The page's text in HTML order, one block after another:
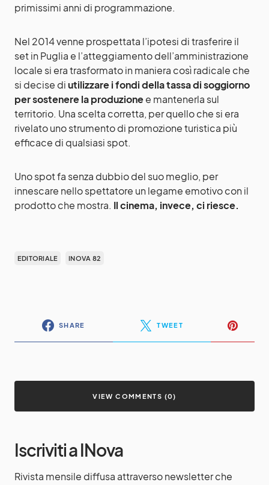
primissimi anni di programmazione.
Nel 2014 venne prospettata l’ipotesi di trasferire il
set in Puglia e l’atteggiamento dell’amministrazione
locale si era trasformato in maniera così radicale che
si decise diutilizzare i fondi della tassa di soggiorno
per sostenere la produzionee mantenerla sul
territorio. Una scelta corretta, per quello che si era
rivelato uno strumento di promozione turistica più
efficace di qualsiasi spot.
Uno spot fa senza dubbio del suo meglio, per
innescare nello spettatore un legame emotivo con il
prodotto che mostra. Il cinema, invece, ci riesce.
EDITORIALE INOVA 82
SHARE TWEET
VIEW COMMENTS (0)
Iscriviti a INova
Rivista mensile diffusa attraverso newsletter che